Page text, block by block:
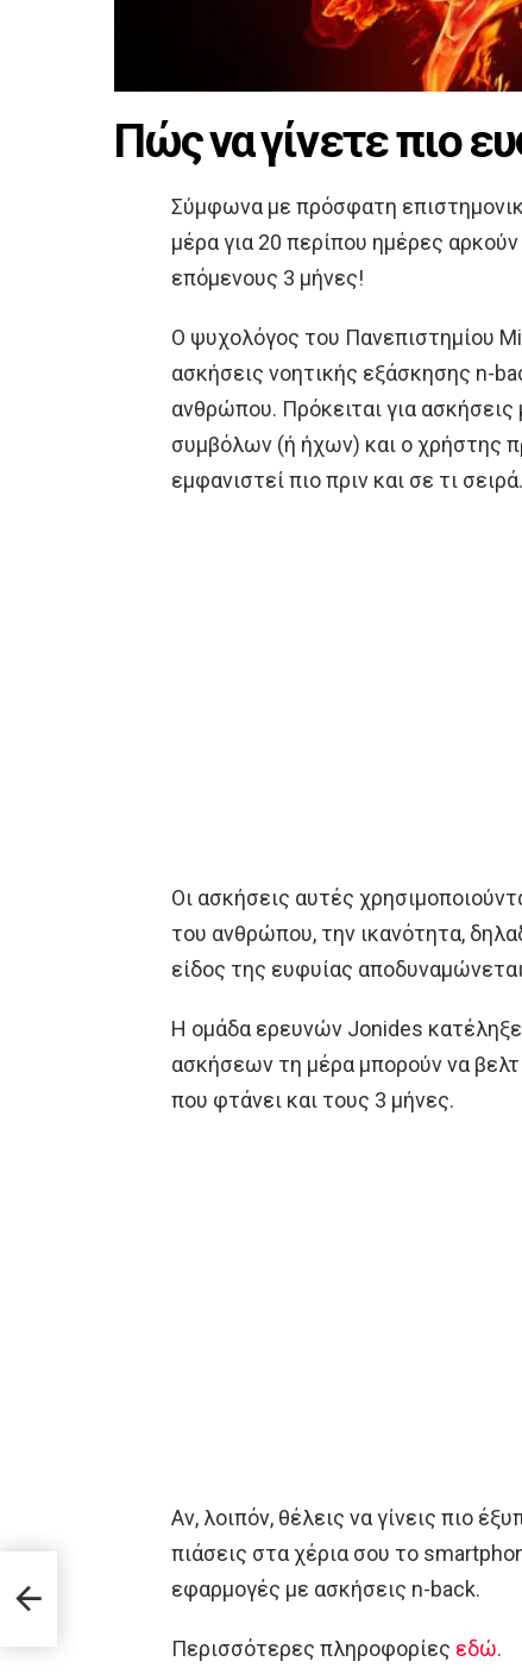
Πώς να γίνετε πιο
Σύμφωνα με πρόσφατη
μέρα για 20 περίπου ημέρες
επόμενους 3 μήνες!
Ο ψυχολόγος του Πανεπιστημίου
ασκήσεις νοητικής εξάσκησης n-
ανθρώπου. Πρόκειται για
συμβόλων (ή ήχων) και ο χρήστης
εμφανιστεί πιο πριν και σε τι σειρά.
Οι ασκήσεις αυτές
του ανθρώπου, την ικανότητα,
είδος της ευφυίας
Η ομάδα ερευνών Jonides
ασκήσεων τη μέρα μπορούν να
που φτάνει και τους 3 μήνες.
Αν, λοιπόν, θέλεις να γίνεις πιο
πιάσεις στα χέρια σου το
εφαρμογές με ασκήσεις n-back.
Περισσότερες πληροφορίες εδώ.